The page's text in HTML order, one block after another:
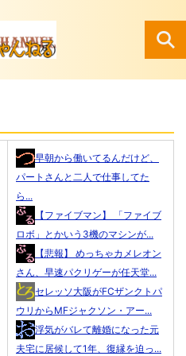
早朝から働いてるんだけど、
パートさんと二人で仕事してた
ら...
【ファイブマン】 「ファイブ
ロボ」とかいう3機のマシンが...
【悲報】 めっちゃカメレオン
さん、早速パクリゲーが任天堂...
セレッソ大阪がFCザンクトパ
ウリからMFジャクソン・アー...
浮気がバレて離婚になった元
夫宅に居候して1年、復縁を迫っ...